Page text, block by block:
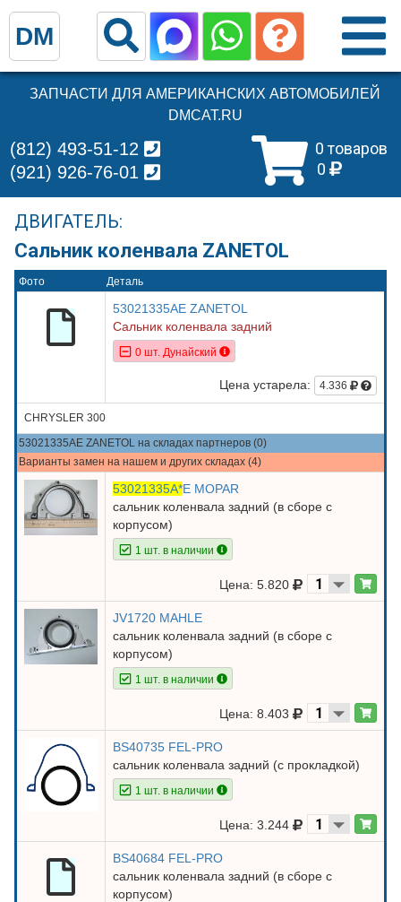
ЗАПЧАСТИ ДЛЯ АМЕРИКАНСКИХ АВТОМОБИЛЕЙ
DMCAT.RU
0 товаров
0
(812) 493-51-12
(921) 926-76-01
ДВИГАТЕЛЬ:
Сальник коленвала ZANETOL
Фото Деталь
53021335AE ZANETOL
Сальник коленвала задний
0 шт. Дунайский
Цена устарела: 4.336
CHRYSLER 300
53021335AE ZANETOL на складах партнеров (0)
Варианты замен на нашем и других складах (4)
53021335A*E MOPAR
сальник коленвала задний (в сборе с
корпусом)
1 шт. в наличии
Цена: 5.820
JV1720 MAHLE
сальник коленвала задний (в сборе с
корпусом)
1 шт. в наличии
Цена: 8.403
BS40735 FEL-PRO
сальник коленвала задний (с прокладкой)
1 шт. в наличии
Цена: 3.244
BS40684 FEL-PRO
сальник коленвала задний (в сборе с
корпусом)
DM